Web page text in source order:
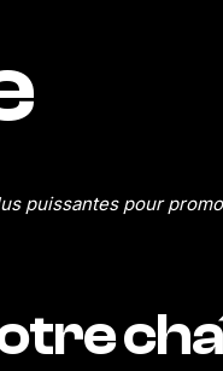
puissantes pour